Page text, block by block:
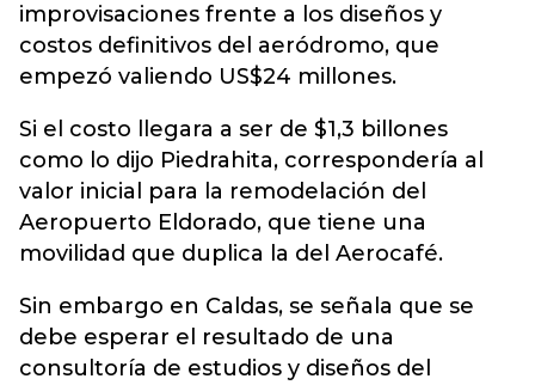
improvisaciones frente a los diseños y
costos definitivos del aeródromo, que
empezó valiendo US$24 millones.
Si el costo llegara a ser de $1,3 billones
como lo dijo Piedrahita, correspondería al
valor inicial para la remodelación del
Aeropuerto Eldorado, que tiene una
movilidad que duplica la del Aerocafé.
Sin embargo en Caldas, se señala que se
debe esperar el resultado de una
consultoría de estudios y diseños del